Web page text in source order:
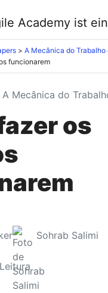
A Mecânica do Trabalho
funcionarem
A Mecânica do
os
Sohrab Salimi